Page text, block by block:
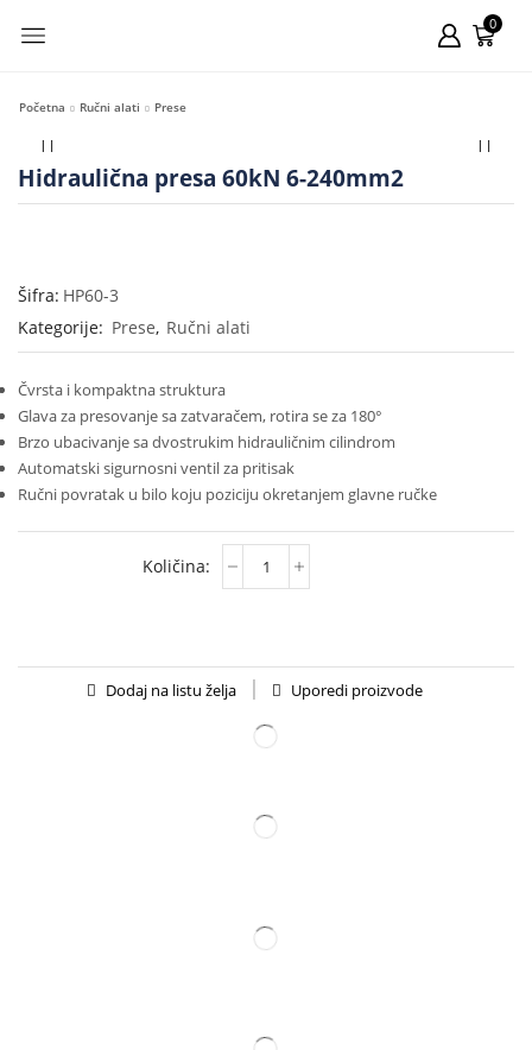
0
Početna Ručni alati Prese
Hidraulična presa 60kN 6-240mm2
Šifra: HP60-3
Kategorije: Prese, Ručni alati
Čvrsta i kompaktna struktura
Glava za presovanje sa zatvaračem, rotira se za 180°
Brzo ubacivanje sa dvostrukim hidrauličnim cilindrom
Automatski sigurnosni ventil za pritisak
Ručni povratak u bilo koju poziciju okretanjem glavne ručke
Dodaj na listu želja Uporedi proizvode